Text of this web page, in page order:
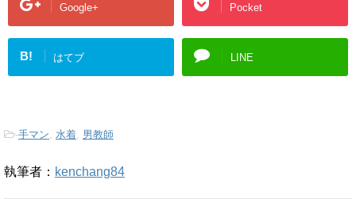
Google+ Pocket
B! はてブ LINE
-手マン, 水着, 男教師
執筆者： kenchang84